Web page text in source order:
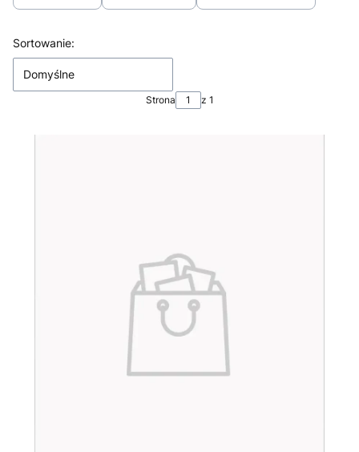
Lista produktów
Sortowanie:
Domyślne
Strona z 1